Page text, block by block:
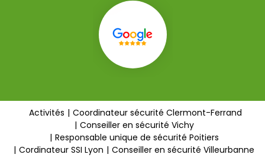
Activités
Coordinateur sécurité Clermont-Ferrand
Conseiller en sécurité Vichy
Responsable unique de sécurité Poitiers
Cordinateur SSI Lyon
Conseiller en sécurité Villeurbanne